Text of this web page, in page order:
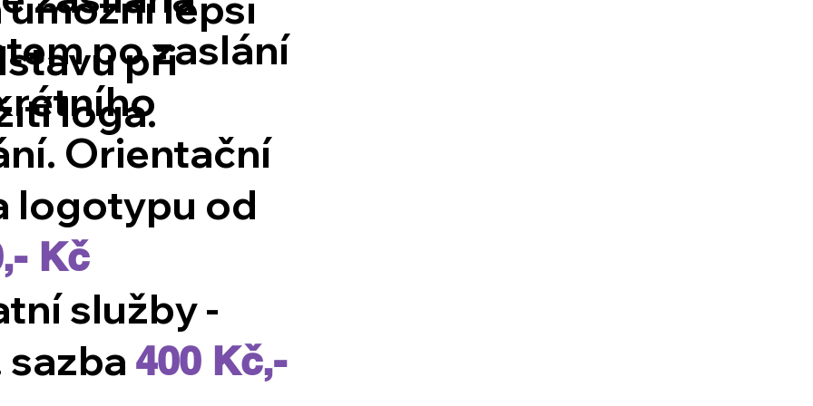
při
loga.
po zaslání
Orientační
logotypu od
Kč
služby -
sazba 400 Kč,-